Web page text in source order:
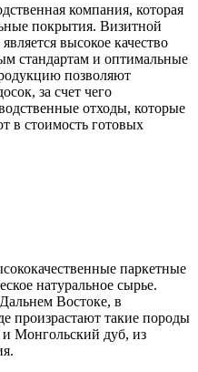
компания, которая
покрытия. Визитной
высокое качество
стандартам и оптимальные
позволяют
за счет чего
отходы, которые
в стоимость готовых
паркетные
натуральное сырье.
Востоке, в
произрастают такие породы
и Монгольский дуб, из